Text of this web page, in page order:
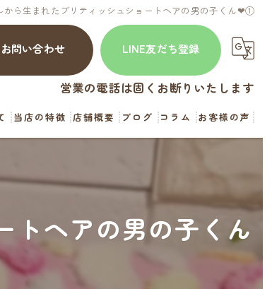
ら生まれたブリティッシュショートヘアの男の子くん❤︎①
お問い合わせ LINE友だち登録
営業の電話は固くお断りいたします
当店の特徴
見学
お迎え
店舗概要 ブログ コラム お客様の声
トヘアの男の子くん